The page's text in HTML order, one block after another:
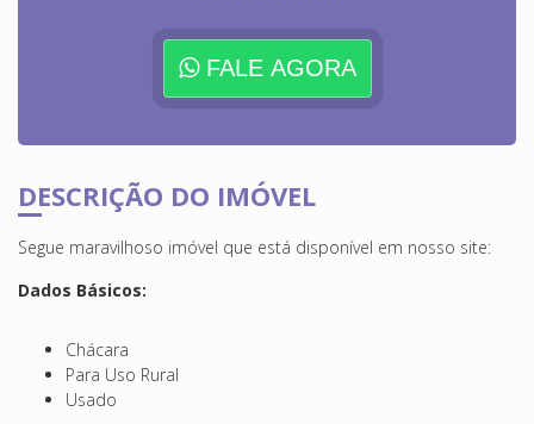
FALE AGORA
DESCRIÇÃO DO IMÓVEL
Segue maravilhoso imóvel que está disponível em nosso site:
Dados Básicos:
Chácara
Para Uso Rural
Usado